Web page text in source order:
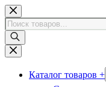
Перейти
к
сути
Поиск
товаров
Каталог товаров +